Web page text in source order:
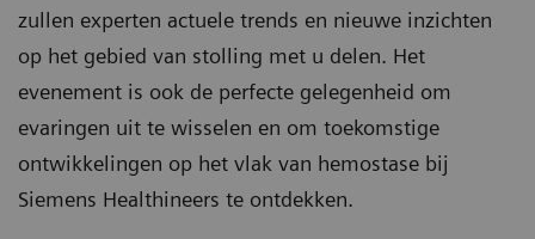
zullen experten actuele trends en nieuwe inzichten
op het gebied van stolling met u delen. Het
evenement is ook de perfecte gelegenheid om
evaringen uit te wisselen en om toekomstige
ontwikkelingen op het vlak van hemostase bij
Siemens Healthineers te ontdekken.